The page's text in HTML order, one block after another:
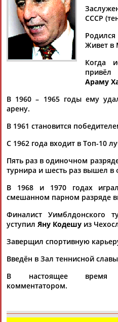
Аслаудин
АБАЕВ
Елена
АБАИМОВА
АБАРЕНОВ
Тамилла
Флюра
БУЛАТОВА
Татьяна
СССР
Живет в
Когда
Араму
В 1960 – 1965 годы ему
арену.
В 1961 становится
С 1962 года входит в Топ-10
Пять раз в одиночном
турнира и шесть раз вышел в
В 1968 и 1970 годах
смешанном парном разряде
Финалист Уимблдонского
уступил Яну Кодешу из
Заверщил спортивную
Введён в Зал теннисной
В настоящее время
комментатором.